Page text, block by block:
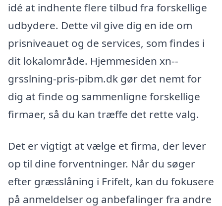
idé at indhente flere tilbud fra forskellige
udbydere. Dette vil give dig en ide om
prisniveauet og de services, som findes i
dit lokalområde. Hjemmesiden xn--
grsslning-pris-pibm.dk gør det nemt for
dig at finde og sammenligne forskellige
firmaer, så du kan træffe det rette valg.
Det er vigtigt at vælge et firma, der lever
op til dine forventninger. Når du søger
efter græsslåning i Frifelt, kan du fokusere
på anmeldelser og anbefalinger fra andre